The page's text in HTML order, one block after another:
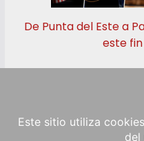
De Punta del Este a
este